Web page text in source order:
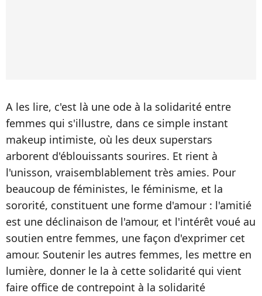
A les lire, c'est là une ode à la solidarité entre
femmes qui s'illustre, dans ce simple instant
makeup intimiste, où les deux superstars
arborent d'éblouissants sourires. Et rient à
l'unisson, vraisemblablement très amies. Pour
beaucoup de féministes, le féminisme, et la
sororité, constituent une forme d'amour : l'amitié
est une déclinaison de l'amour, et l'intérêt voué au
soutien entre femmes, une façon d'exprimer cet
amour. Soutenir les autres femmes, les mettre en
lumière, donner le la à cette solidarité qui vient
faire office de contrepoint à la solidarité